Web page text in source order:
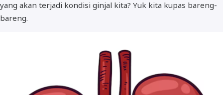
yang akan terjadi kondisi ginjal kita? Yuk kita kupas bareng-
bareng.